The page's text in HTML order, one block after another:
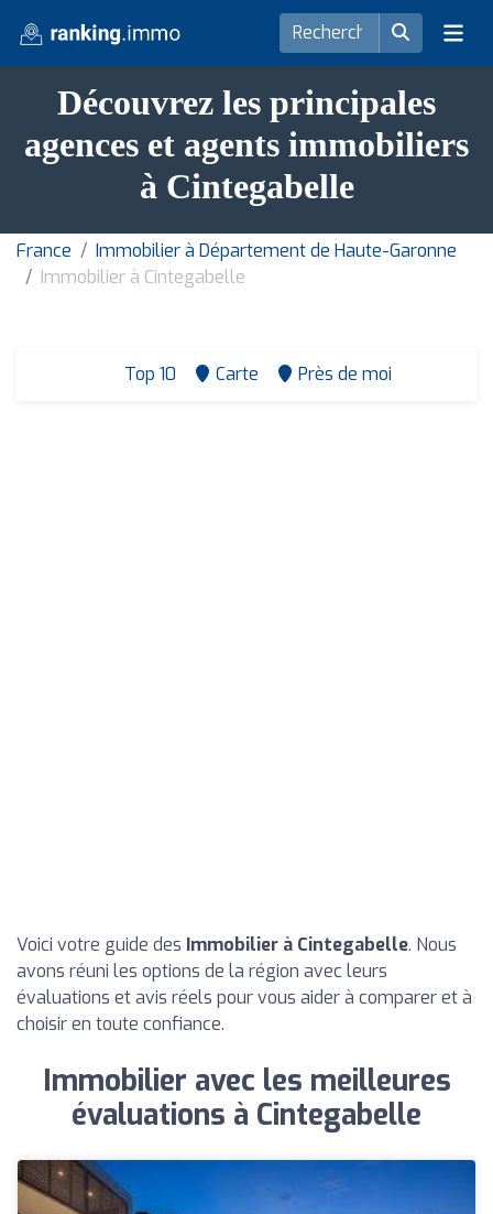
Découvrez les principales
agences et agents immobiliers
à Cintegabelle
France
Immobilier à Département de Haute-Garonne
Immobilier à Cintegabelle
Top 10 Carte Près de moi
Voici votre guide des Immobilier à Cintegabelle. Nous
avons réuni les options de la région avec leurs
évaluations et avis réels pour vous aider à comparer et à
choisir en toute confiance.
Immobilier avec les meilleures
évaluations à Cintegabelle